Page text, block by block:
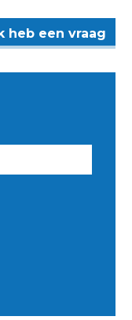
heb een vraag